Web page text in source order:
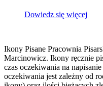
Dowiedz się więcej
Ikony Pisane Pracownia
Marcinowicz. Ikony ręcznie
czas oczekiwania na
oczekiwania jest zależny od